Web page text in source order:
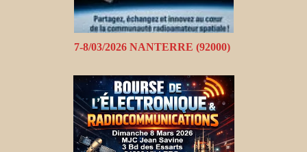
7-8/03/2026 NANTERRE (92000)